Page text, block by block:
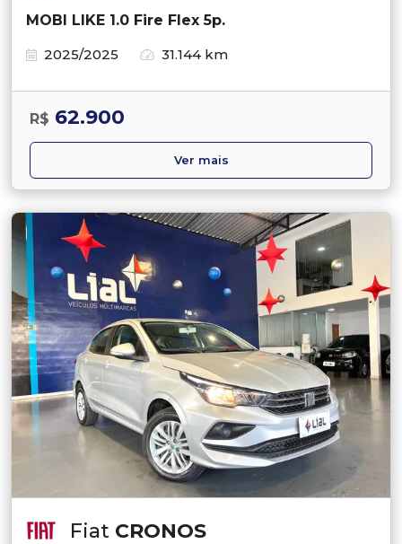
MOBI LIKE 1.0 Fire Flex 5p.
2025/2025
31.144 km
R$ 62.900
Ver mais
Fiat CRONOS